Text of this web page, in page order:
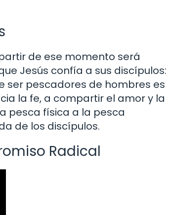
de ese momento será
Jesús confía a sus discípulos:
ser pescadores de hombres es
la fe, a compartir el amor y la
pesca física a la pesca
de los discípulos.
Radical